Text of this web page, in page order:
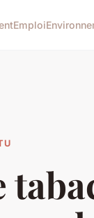
Emploi